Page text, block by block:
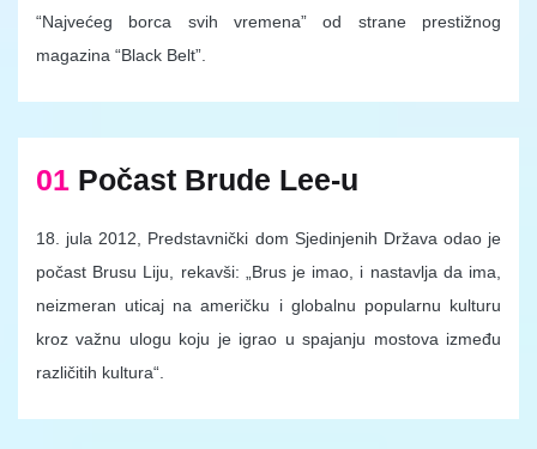
“Najvećeg borca svih vremena” od strane prestižnog
magazina “Black Belt”.
01 Počast Brude Lee-u
18. jula 2012, Predstavnički dom Sjedinjenih Država odao je
počast Brusu Liju, rekavši: „Brus je imao, i nastavlja da ima,
neizmeran uticaj na američku i globalnu popularnu kulturu
kroz važnu ulogu koju je igrao u spajanju mostova između
različitih kultura“.